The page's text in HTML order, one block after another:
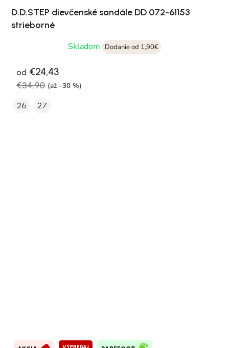
D.D.STEP dievčenské sandále DD 072-61153
strieborné
Skladom
Dodanie od 1,90€
od €24,43
€34,90 (až –30 %)
26 27